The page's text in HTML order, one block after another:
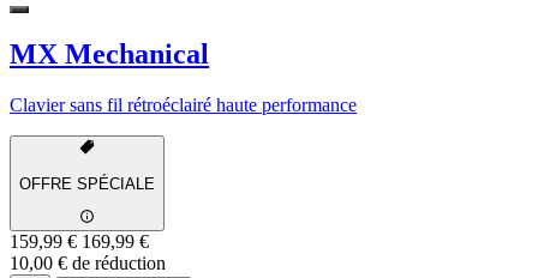
MX Mechanical
Clavier sans fil rétroéclairé haute performance
OFFRE SPÉCIALE
159,99 € 169,99 €
10,00 € de réduction